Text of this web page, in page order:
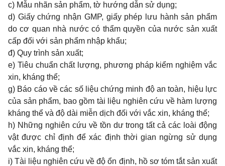
c) Mẫu nhãn sản phẩm, tờ hướng dẫn sử dụng;
d) Giấy chứng nhận GMP, giấy phép lưu hành sản phẩm
do cơ quan nhà nước có thẩm quyền của nước sản xuất
cấp đối với sản phẩm nhập khẩu;
đ) Quy trình sản xuất;
e) Tiêu chuẩn chất lượng, phương pháp kiểm nghiệm vắc
xin, kháng thể;
g) Báo cáo về các số liệu chứng minh độ an toàn, hiệu lực
của sản phẩm, bao gồm tài liệu nghiên cứu về hàm lượng
kháng thể và độ dài miễn dịch đối với vắc xin, kháng thể;
h) Những nghiên cứu về tồn dư trong tất cả các loài động
vật được chỉ định để xác định thời gian ngừng sử dụng
vắc xin, kháng thể;
i) Tài liệu nghiên cứu về độ ổn định, hồ sơ tóm tắt sản xuất